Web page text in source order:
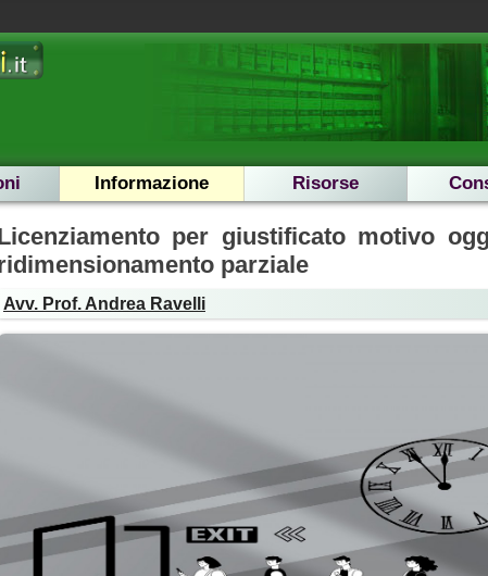
Informazione Risorse
per giustificato motivo
parziale
Avv. Prof. Andrea Ravelli